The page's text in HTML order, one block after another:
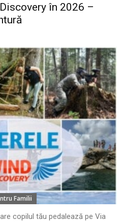
în 2026 –
Familii
copilul tău pedalează pe Via